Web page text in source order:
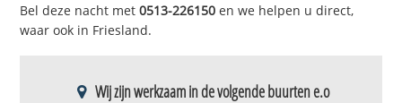
Bel deze nacht met0513-226150 en we helpen u direct,
waar ook in Friesland.
Wij zijn werkzaam in de volgende buurten e.o